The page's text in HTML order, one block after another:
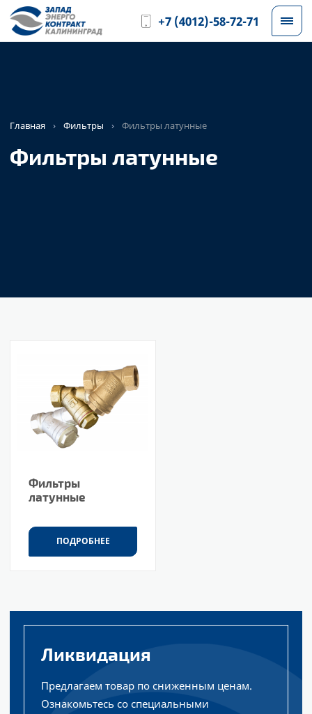
+7 (4012)-58-72-71
Главная › Фильтры › Фильтры латунные
Фильтры латунные
Фильтры
латунные
ПОДРОБНЕЕ
Ликвидация
Предлагаем товар по сниженным ценам.
Ознакомьтесь со специальными